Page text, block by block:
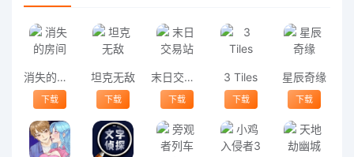
消失的房间
下载
坦克无敌
下载
末日交易站
下载
3 Tiles
下载
星辰奇缘
下载